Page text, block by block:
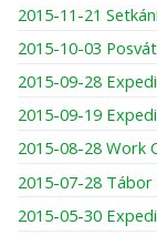
2015-11-21
2015-10-03
2015-09-28
2015-09-19
2015-08-28 Work
2015-07-28
2015-05-30